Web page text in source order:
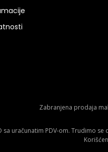
Zabranjena prodaja
sa uračunatim PDV-om. Trudimo